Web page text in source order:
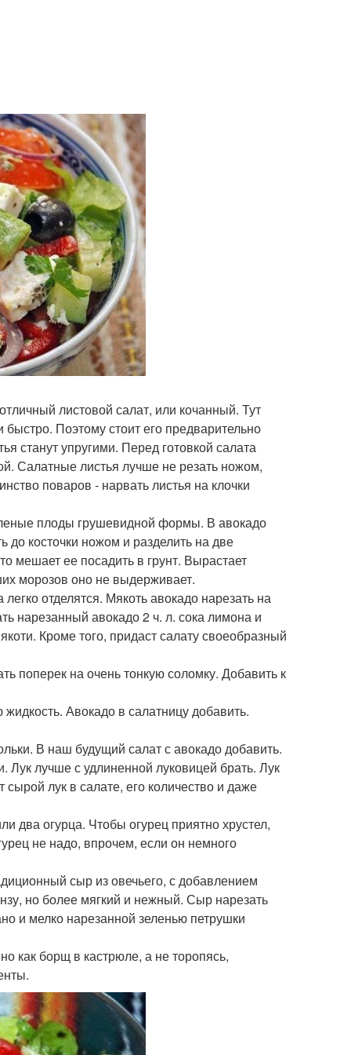
листовой салат, или кочанный. Тут
Поэтому стоит его предварительно
станут упругими. Перед готовкой салата
Салатные листья лучше не резать ножом,
поваров - нарвать листья на клочки
плоды грушевидной формы. В авокадо
до косточки ножом и разделить на две
мешает ее посадить в грунт. Вырастает
морозов оно не выдерживает.
отделятся. Мякоть авокадо нарезать на
нарезанный авокадо 2 ч. л. сока лимона и
Кроме того, придаст салату своеобразный
поперек на очень тонкую соломку. Добавить к
Авокадо в салатницу добавить.
В наш будущий салат с авокадо добавить.
Лук лучше с удлиненной луковицей брать. Лук
сырой лук в салате, его количество и даже
два огурца. Чтобы огурец приятно хрустел,
не надо, впрочем, если он немного
сыр из овечьего, с добавлением
но более мягкий и нежный. Сыр нарезать
и мелко нарезанной зеленью петрушки
как борщ в кастрюле, а не торопясь,